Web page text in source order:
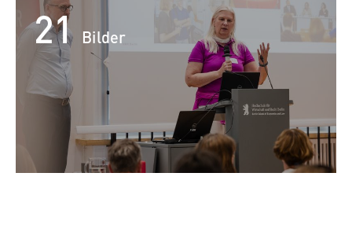
21 Bilder
STATISTIK
Matomo
_pk_id, _pk_ses, _pk_ref
Anbieter: